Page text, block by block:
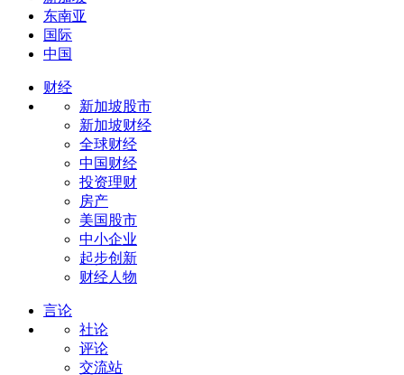
东南亚
国际
中国
财经
新加坡股市
新加坡财经
全球财经
中国财经
投资理财
房产
美国股市
中小企业
起步创新
财经人物
言论
社论
评论
交流站